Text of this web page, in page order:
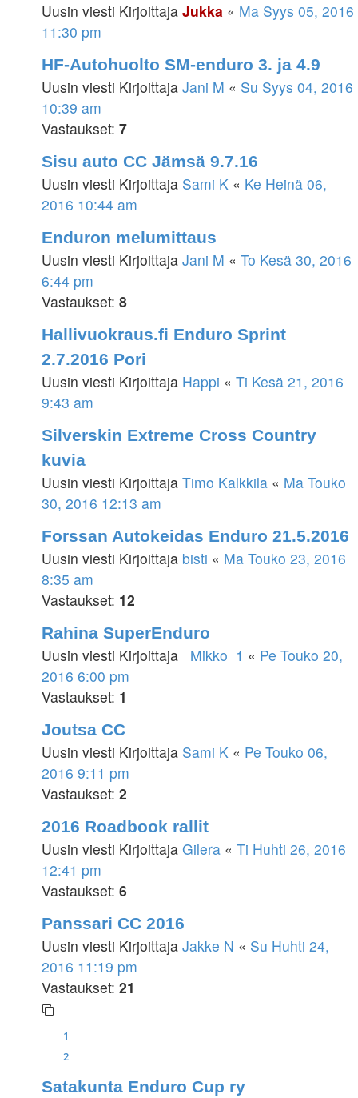
Uusin viesti Kirjoittaja Jukka « Ma Syys 05, 2016
11:30 pm
HF-Autohuolto SM-enduro 3. ja 4.9
Uusin viesti Kirjoittaja Jani M « Su Syys 04, 2016
10:39 am
Vastaukset: 7
Sisu auto CC Jämsä 9.7.16
Uusin viesti Kirjoittaja Sami K « Ke Heinä 06,
2016 10:44 am
Enduron melumittaus
Uusin viesti Kirjoittaja Jani M « To Kesä 30, 2016
6:44 pm
Vastaukset: 8
Hallivuokraus.fi Enduro Sprint
2.7.2016 Pori
Uusin viesti Kirjoittaja Happi « Ti Kesä 21, 2016
9:43 am
Silverskin Extreme Cross Country
kuvia
Uusin viesti Kirjoittaja Timo Kalkkila « Ma Touko
30, 2016 12:13 am
Forssan Autokeidas Enduro 21.5.2016
Uusin viesti Kirjoittaja bisti « Ma Touko 23, 2016
8:35 am
Vastaukset: 12
Rahina SuperEnduro
Uusin viesti Kirjoittaja _Mikko_1 « Pe Touko 20,
2016 6:00 pm
Vastaukset: 1
Joutsa CC
Uusin viesti Kirjoittaja Sami K « Pe Touko 06,
2016 9:11 pm
Vastaukset: 2
2016 Roadbook rallit
Uusin viesti Kirjoittaja Gilera « Ti Huhti 26, 2016
12:41 pm
Vastaukset: 6
Panssari CC 2016
Uusin viesti Kirjoittaja Jakke N « Su Huhti 24,
2016 11:19 pm
Vastaukset: 21
1
2
Satakunta Enduro Cup ry